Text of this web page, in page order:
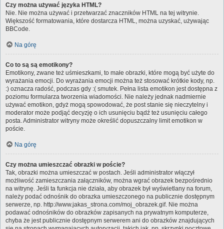
Czy można używać języka HTML?
Nie. Nie można używać i przetwarzać znaczników HTML na tej witrynie.
Większość formatowania, które dostarcza HTML, można uzyskać, używając
BBCode.
Na górę
Co to są są emotikony?
Emotikony, zwane też uśmieszkami, to małe obrazki, które mogą być użyte do
wyrażania emocji. Do wyrażania emocji można też stosować krótkie kody, np.
:) oznacza radość, podczas gdy :( smutek. Pełna lista emotikon jest dostępna z
poziomu formularza tworzenia wiadomości. Nie należy jednak nadmiernie
używać emotikon, gdyż mogą spowodować, że post stanie się nieczytelny i
moderator może podjąć decyzję o ich usunięciu bądź też usunięciu całego
posta. Administrator witryny może określić dopuszczalny limit emotikon w
poście.
Na górę
Czy można umieszczać obrazki w poście?
Tak, obrazki można umieszczać w postach. Jeśli administrator włączył
możliwość zamieszczania załączników, można wgrać obrazek bezpośrednio
na witrynę. Jeśli ta funkcja nie działa, aby obrazek był wyświetlany na forum,
należy podać odnośnik do obrazka umieszczonego na publicznie dostępnym
serwerze, np. http://www.jakas_strona.com/moj_obrazek.gif. Nie można
podawać odnośników do obrazków zapisanych na prywatnym komputerze,
chyba że jest publicznie dostępnym serwerem ani do obrazków znajdujących